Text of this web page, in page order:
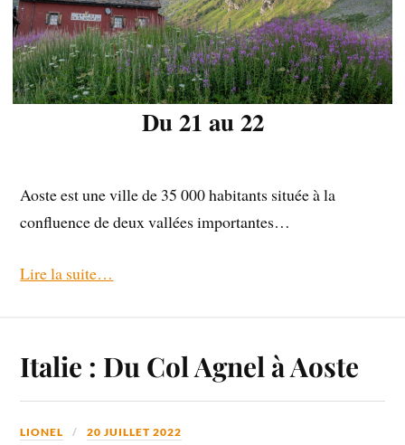
Du 21 au 22
Aoste est une ville de 35 000 habitants située à la
confluence de deux vallées importantes…
Lire la suite…
Italie : Du Col Agnel à Aoste
LIONEL 20 JUILLET 2022